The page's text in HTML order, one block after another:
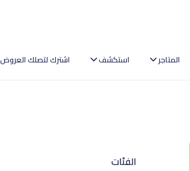
المتاجر استكشف اشترك لتصلك العروض
الفئات